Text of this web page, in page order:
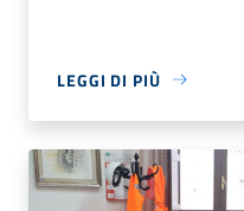
LEGGI DI PIÙ